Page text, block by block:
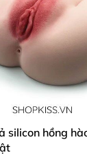
silicon hồng